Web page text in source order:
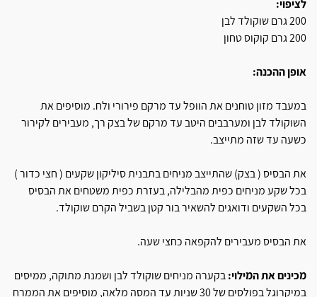
לציפוי:
200 גרם שוקולד לבן
200 גרם קוקוס טחון
אופן ההכנה:
במעבד מזון טוחנים את הוופל עד מרקם פירורי ולח. מוסיפים את
השוקולד לבן ומערבבים היטב עד מרקם של בצק רך, מעבירים לקירור
כשעה עד שזה מתייצב.
את הבסיס ( בצק) שהתייצב מניחים בתבנית סיליקון שקעים ( חצי כדור )
בכל שקע מניחים כפית מהבלילה, בעזרת כפית משטחים את הבסיס
בכל השקעים ודואגים להשאיר בור קטן בשביל הקרם שוקולד.
את הבסיס מעבירים להקפאה כחצי שעה.
מכינים את המילוי: בקערה מניחים שוקולד לבן ושמנת מתוקה, ממיסים
במיקרוגל בפולסים של 30 שניות עד המסה מלאה, מוסיפים את הממרח